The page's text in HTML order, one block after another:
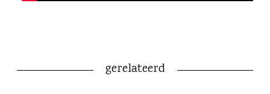
gerelateerd